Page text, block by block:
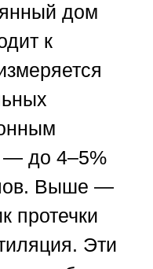
дом
к
— до 4–5%
Выше —
протечки
Эти